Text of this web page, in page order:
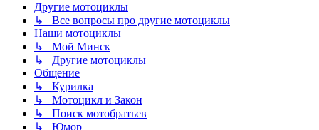
Другие мотоциклы
↳ Все вопросы про другие мотоциклы
Наши мотоциклы
↳ Мой Минск
↳ Другие мотоциклы
Общение
↳ Курилка
↳ Мотоцикл и Закон
↳ Поиск мотобратьев
↳ Юмор